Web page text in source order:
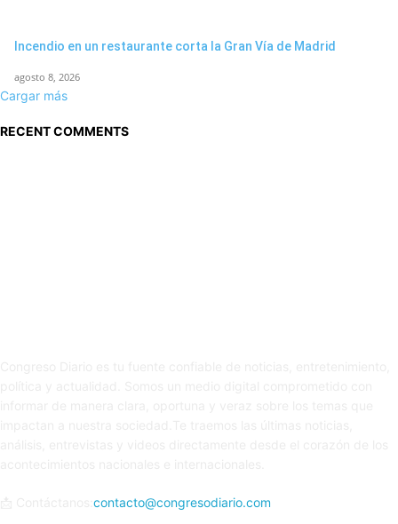
Incendio en un restaurante corta la Gran Vía de Madrid
agosto 8, 2026
Cargar más
RECENT COMMENTS
contacto@congresodiario.com